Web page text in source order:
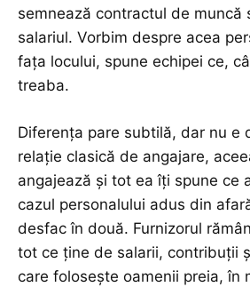
semnează contractul de muncă
salariul. Vorbim despre acea
fața locului, spune echipei ce,
treaba.
Diferența pare subtilă, dar nu e
relație clasică de angajare,
angajează și tot ea îți spune ce
cazul personalului adus din
desfac în două. Furnizorul
tot ce ține de salarii, contribuții
care folosește oamenii preia, în